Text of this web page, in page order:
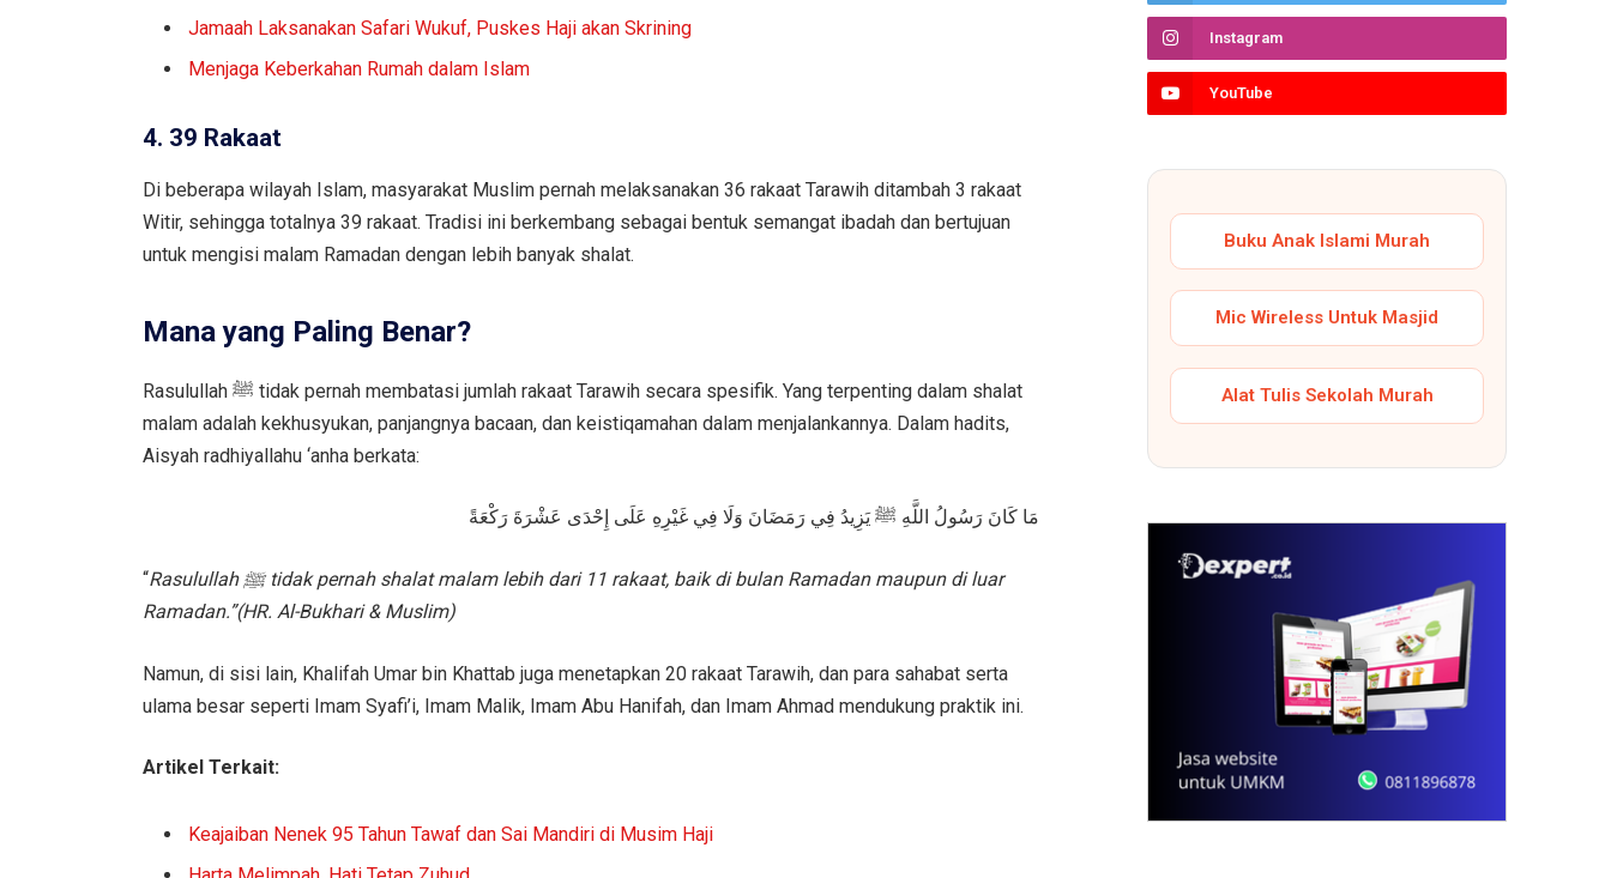
Jamaah Laksanakan Safari Wukuf, Puskes Haji akan Skrining
Menjaga Keberkahan Rumah dalam Islam
4. 39 Rakaat
Di beberapa wilayah Islam, masyarakat Muslim pernah melaksanakan 36 rakaat Tarawih ditambah 3 rakaat
Witir, sehingga totalnya 39 rakaat. Tradisi ini berkembang sebagai bentuk semangat ibadah dan bertujuan
untuk mengisi malam Ramadan dengan lebih banyak shalat.
Mana yang Paling Benar?
Rasulullah ﷺ tidak pernah membatasi jumlah rakaat Tarawih secara spesifik. Yang terpenting dalam shalat
malam adalah kekhusyukan, panjangnya bacaan, dan keistiqamahan dalam menjalankannya. Dalam hadits,
Aisyah radhiyallahu ‘anha berkata:
مَا كَانَ رَسُولُ اللَّهِ ﷺ يَزِيدُ فِي رَمَضَانَ وَلَا فِي غَيْرِهِ عَلَى إِحْدَى عَشْرَةَ رَكْعَةً
“Rasulullah ﷺ tidak pernah shalat malam lebih dari 11 rakaat, baik di bulan Ramadan maupun di luar
Ramadan.”(HR. Al-Bukhari & Muslim)
Namun, di sisi lain, Khalifah Umar bin Khattab juga menetapkan 20 rakaat Tarawih, dan para sahabat serta
ulama besar seperti Imam Syafi’i, Imam Malik, Imam Abu Hanifah, dan Imam Ahmad mendukung praktik ini.
Artikel Terkait:
Keajaiban Nenek 95 Tahun Tawaf dan Sai Mandiri di Musim Haji
Instagram
YouTube
Buku Anak Islami Murah
Mic Wireless Untuk Masjid
Alat Tulis Sekolah Murah